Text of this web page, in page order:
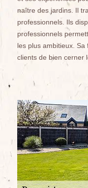
naître des jardins. Il
professionnels. Ils
professionnels
les plus ambitieux. Sa
clients de bien cerner